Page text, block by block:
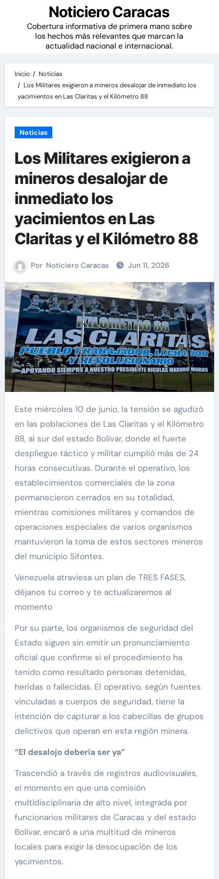
Noticiero Caracas
Cobertura informativa de primera mano sobre
los hechos más relevantes que marcan la
actualidad nacional e internacional.
Inicio
Noticias
Los Militares exigieron a mineros desalojar de inmediato los
yacimientos en Las Claritas y el Kilómetro 88
Noticias
Los Militares exigieron a
mineros desalojar de
inmediato los
yacimientos en Las
Claritas y el Kilómetro 88
Por Noticiero Caracas Jun 11, 2026
Este miércoles 10 de junio, la tensión se agudizó
en las poblaciones de Las Claritas y el Kilómetro
88, al sur del estado Bolívar, donde el fuerte
despliegue táctico y militar cumplió más de 24
horas consecutivas. Durante el operativo, los
establecimientos comerciales de la zona
permanecieron cerrados en su totalidad,
mientras comisiones militares y comandos de
operaciones especiales de varios organismos
mantuvieron la toma de estos sectores mineros
del municipio Sifontes.
Venezuela atraviesa un plan de TRES FASES,
déjanos tu correo y te actualizaremos al
momento
Por su parte, los organismos de seguridad del
Estado siguen sin emitir un pronunciamiento
oficial que confirme si el procedimiento ha
tenido como resultado personas detenidas,
heridas o fallecidas. El operativo, según fuentes
vinculadas a cuerpos de seguridad, tiene la
intención de capturar a los cabecillas de grupos
delictivos que operan en esta región minera.
“El desalojo debería ser ya”
Trascendió a través de registros audiovisuales,
el momento en que una comisión
multidisciplinaria de alto nivel, integrada por
funcionarios militares de Caracas y del estado
Bolívar, encaró a una multitud de mineros
locales para exigir la desocupación de los
yacimientos.